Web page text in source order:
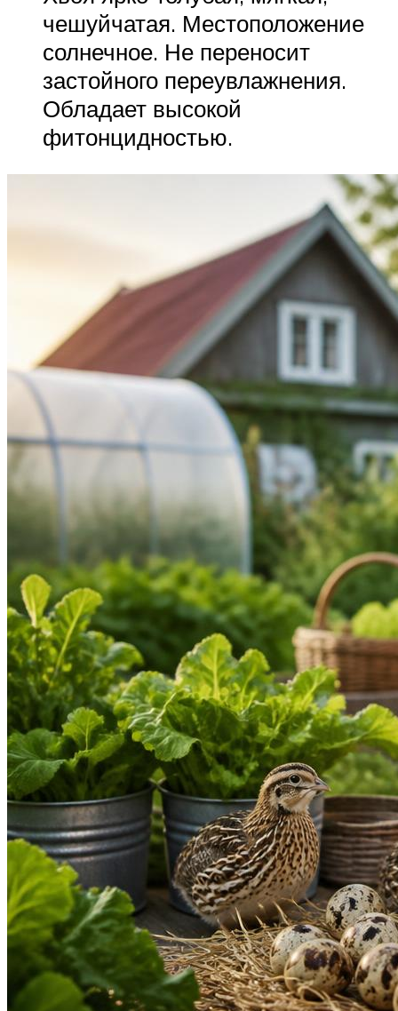
чешуйчатая. Местоположение
солнечное. Не переносит
застойного переувлажнения.
Обладает высокой
фитонцидностью.